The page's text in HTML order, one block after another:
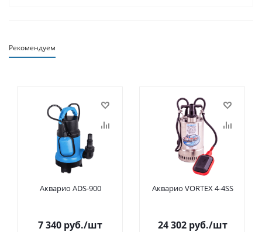
Рекомендуем
Акварио ADS-900
7 340 руб./шт
Акварио VORTEX 4-4SS
24 302руб./шт